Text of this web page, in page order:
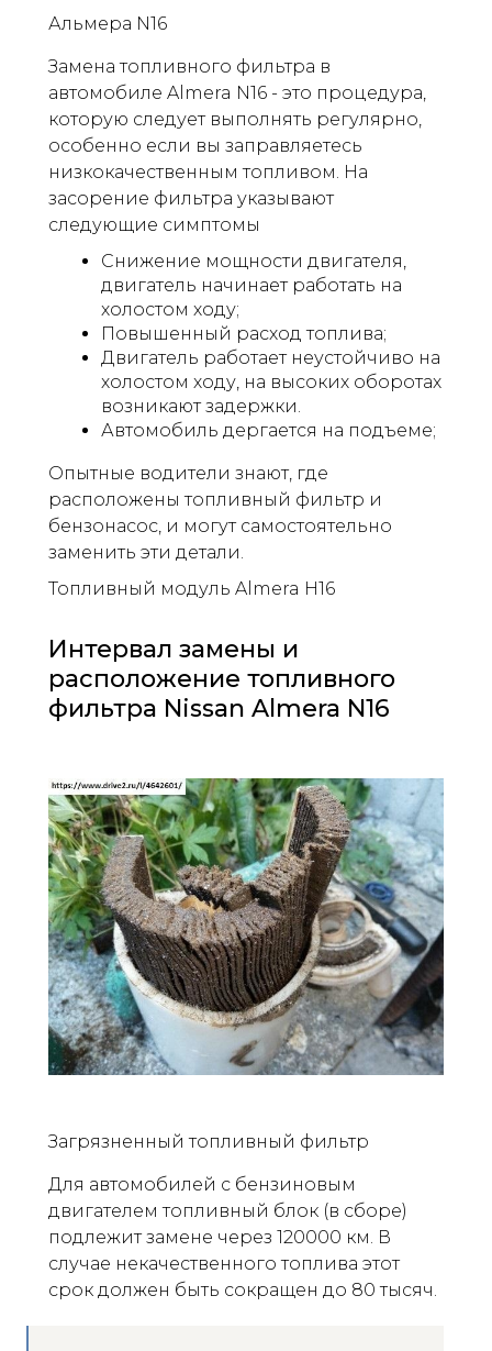
Альмера N16
Замена топливного фильтра в
автомобиле Almera N16 - это процедура,
которую следует выполнять регулярно,
особенно если вы заправляетесь
низкокачественным топливом. На
засорение фильтра указывают
следующие симптомы
Снижение мощности двигателя,
двигатель начинает работать на
холостом ходу;
Повышенный расход топлива;
Двигатель работает неустойчиво на
холостом ходу, на высоких оборотах
возникают задержки.
Автомобиль дергается на подъеме;
Опытные водители знают, где
расположены топливный фильтр и
бензонасос, и могут самостоятельно
заменить эти детали.
Топливный модуль Almera H16
Интервал замены и
расположение топливного
фильтра Nissan Almera N16
Загрязненный топливный фильтр
Для автомобилей с бензиновым
двигателем топливный блок (в сборе)
подлежит замене через 120000 км. В
случае некачественного топлива этот
срок должен быть сокращен до 80 тысяч.